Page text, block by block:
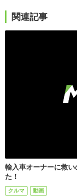
関連記事
輸入車オーナーに救
た！
クルマ 動画